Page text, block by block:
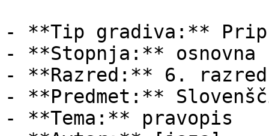
- **Tip gradiva:**
- **Stopnja:** osnovna
- **Razred:** 6. razred
- **Predmet:**
- **Tema:** pravopis